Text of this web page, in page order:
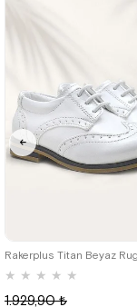
★ ★ ★ ★ ★
1.929,90 ₺